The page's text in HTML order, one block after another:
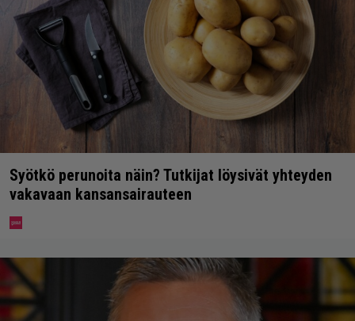
Syötkö perunoita näin? Tutkijat löysivät yhteyden
vakavaan kansansairauteen